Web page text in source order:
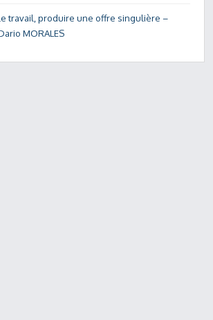
travail, produire une offre singulière –
MORALES